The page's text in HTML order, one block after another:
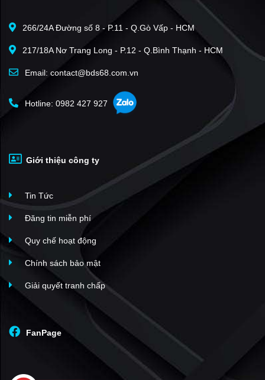
266/24A Đường số 8 - P.11 - Q.Gò Vấp - HCM
217/18A Nơ Trang Long - P.12 - Q.Bình Thạnh - HCM
Email: contact@bds68.com.vn
Hotline: 0982 427 927
Giới thiệu công ty
Tin Tức
Đăng tin miễn phí
Quy chế hoạt động
Chính sách bảo mật
Giải quyết tranh chấp
FanPage